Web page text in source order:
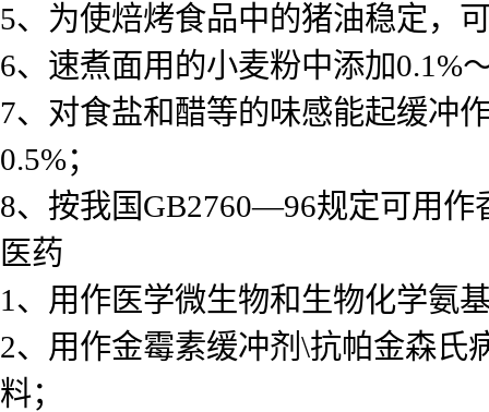
5、为使焙烤食品中的猪油稳定，
6、速煮面用的小麦粉中添加0.1%
7、对食盐和醋等的味感能起缓冲
0.5%；
8、按我国GB2760—96规定可用作
医药
1、用作医学微生物和生物化学氨
2、用作金霉素缓冲剂\抗帕金森氏
料；